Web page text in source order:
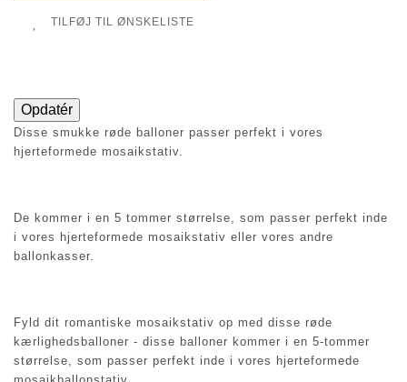
TILFØJ TIL ØNSKELISTE
Disse smukke røde balloner passer perfekt i vores
hjerteformede mosaikstativ.
De kommer i en 5 tommer størrelse, som passer perfekt inde
i vores hjerteformede mosaikstativ eller vores andre
ballonkasser.
Fyld dit romantiske mosaikstativ op med disse røde
kærlighedsballoner - disse balloner kommer i en 5-tommer
størrelse, som passer perfekt inde i vores hjerteformede